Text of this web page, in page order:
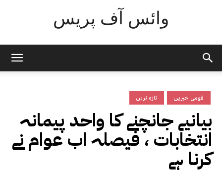
وائس آف پریس
تازہ ترین قومی خبریں
بیانیے جانچنے کا واحد پیمانہ
انتخابات ، فیصلہ اب عوام نے
کرنا ہے